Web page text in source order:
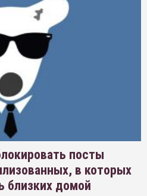
посты
в которых
близких домой